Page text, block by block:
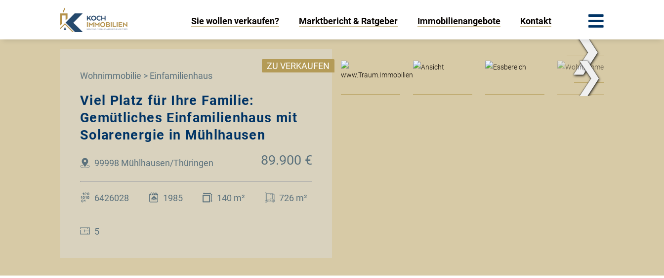
Sie wollen verkaufen? Marktbericht & Ratgeber Immobilienangebote Kontakt
Wohnimmobilie > Einfamilienhaus
ZU VERKAUFEN
Viel Platz für Ihre Familie:
Gemütliches Einfamilienhaus mit
Solarenergie in Mühlhausen
99998 Mühlhausen/Thüringen 89.900 €
6426028 1985 140 m² 726 m²
5
www.Traum.Immobilien ❯
❯